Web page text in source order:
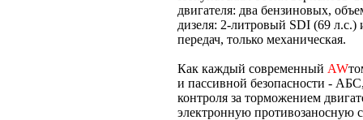
двигателя: два бензиновых,
дизеля: 2-литровый SDI (69
передач, только механическая.
Как каждый современный AW
и пассивной безопасности -
контроля за торможением
электронную противозаносную